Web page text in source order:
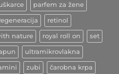
parfem za žene
retinol
nature royal roll on set
ultramikrovlakna
zubi čarobna krpa